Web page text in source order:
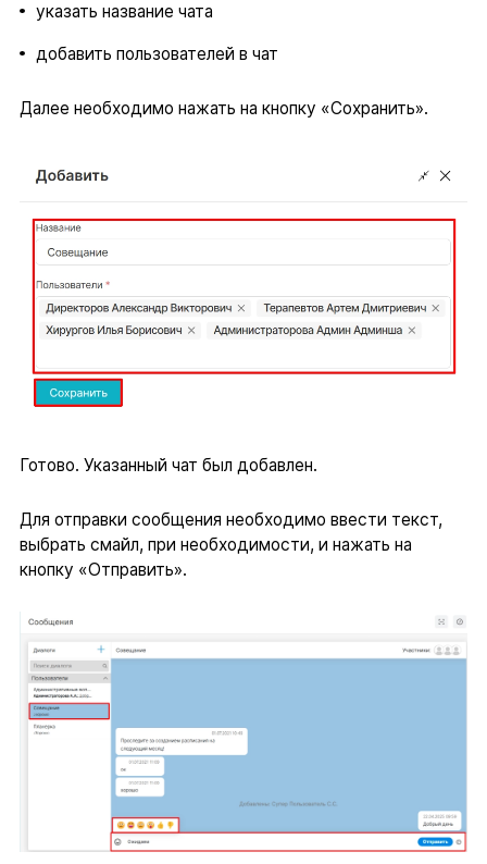
указать название чата
добавить пользователей в чат
Далее необходимо нажать на кнопку «Сохранить».
Готово. Указанный чат был добавлен.
Для отправки сообщения необходимо ввести текст,
выбрать смайл, при необходимости, и нажать на
кнопку «Отправить».